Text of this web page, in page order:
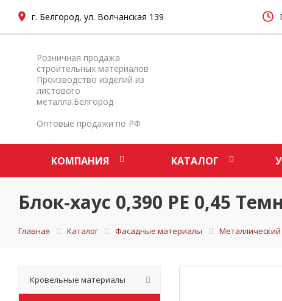
г. Белгород, ул. Волчанская 139
Розничная продажа
строительных материалов
Производство изделий из
листового
металла.Белгород
Оптовые продажи по РФ
КОМПАНИЯ КАТАЛОГ
Блок-хаус 0,390 PE 0,45
Главная Каталог Фасадные материалы Металлический
Кровельные материалы